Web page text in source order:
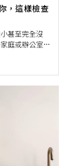
，這樣檢查
甚至完全沒
庭或辦公室常
還是淨水器突
可以透過簡單
障，不妨依據
忙腳亂！